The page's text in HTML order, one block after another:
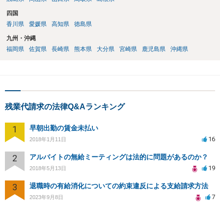
四国
香川県
愛媛県 高知県 徳島県
九州・沖縄
福岡県
佐賀県 長崎県 熊本県 大分県 宮崎県 鹿児島県 沖縄県
残業代請求の法律Q&Aランキング
1 早朝出勤の賃金未払い
2018年1月11日 16
2 アルバイトの無給ミーティングは法的に問題があるのか？
2018年5月13日 19
3 退職時の有給消化についての約束違反による支給請求方法
2023年9月8日 7